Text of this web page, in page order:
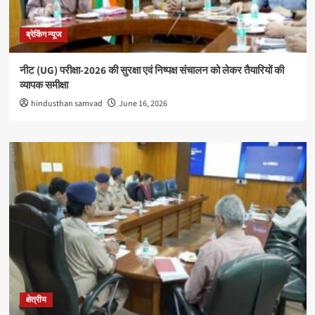
ब्रेकिंग न्यूज
नीट (UG) परीक्षा-2026 की सुरक्षा एवं निष्पक्ष संचालन को लेकर तैयारियों की
व्यापक समीक्षा
hindusthan samvad June 16, 2026
क्षेत्रीय